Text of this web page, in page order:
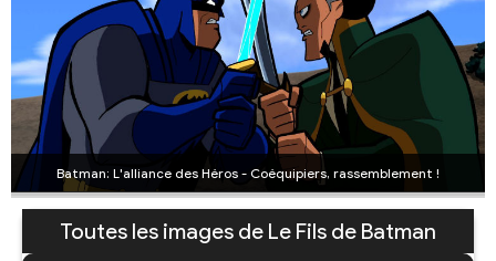
Batman: L'alliance des Héros - Coéquipiers, rassemblement !
Toutes les images de Le Fils de Batman